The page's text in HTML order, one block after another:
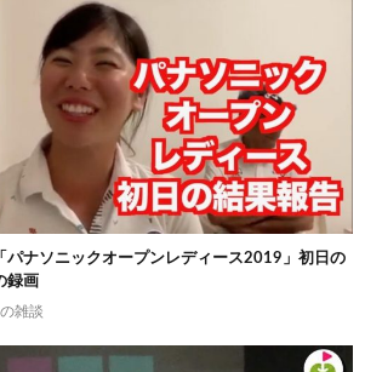
パナソニックオープンレディース2019」初日の
録画
雑談